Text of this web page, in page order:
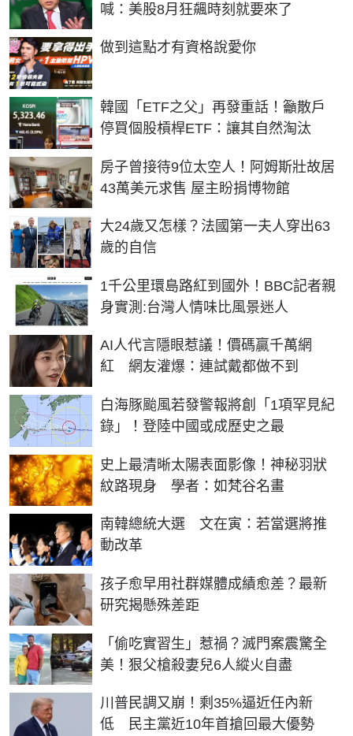
喊：美股8月狂飆時刻就要來了
做到這點才有資格說愛你
PR
韓國「ETF之父」再發重話！籲散戶
停買個股槓桿ETF：讓其自然淘汰
房子曾接待9位太空人！阿姆斯壯故居
43萬美元求售 屋主盼捐博物館
大24歲又怎樣？法國第一夫人穿出63
歲的自信
1千公里環島路紅到國外！BBC記者親
身實測:台灣人情味比風景迷人
AI人代言隱眼惹議！價碼贏千萬網
紅 網友灌爆：連試戴都做不到
白海豚颱風若發警報將創「1項罕見紀
錄」！登陸中國或成歷史之最
史上最清晰太陽表面影像！神秘羽狀
紋路現身 學者：如梵谷名畫
南韓總統大選 文在寅：若當選將推
動改革
孩子愈早用社群媒體成績愈差？最新
研究揭懸殊差距
「偷吃實習生」惹禍？滅門案震驚全
美！狠父槍殺妻兒6人縱火自盡
川普民調又崩！剩35%逼近任內新
低 民主黨近10年首搶回最大優勢